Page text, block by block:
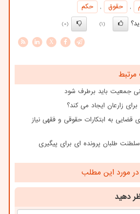
, حقوق ,
حكم
(1)
(0)
X
مرتبط
جمعیت باید برطرف شود
زارعان ایجاد می کند؟
قضایی به ابتکارات حقوقی و فقهی نیاز
طلبان پرونده ای برای پیگیری
در مورد این مطلب
دهید